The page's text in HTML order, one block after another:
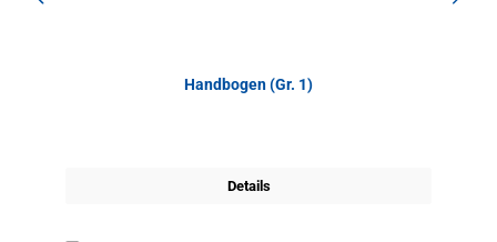
Handbogen (Gr. 1)
Details